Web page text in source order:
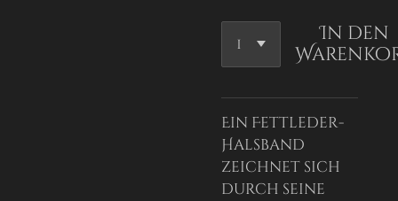
In den
Ein Fettleder-
Halsband
zeichnet sich
durch seine